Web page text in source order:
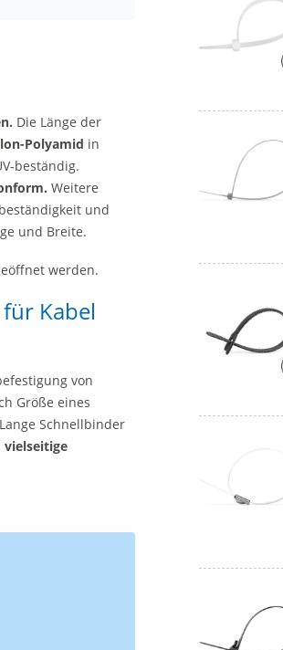
Die Länge der
Polyamid in
beständig.
Weitere
und
und Breite.
werden.
Kabel
von
Größe eines
Schnellbinder
vielseitige